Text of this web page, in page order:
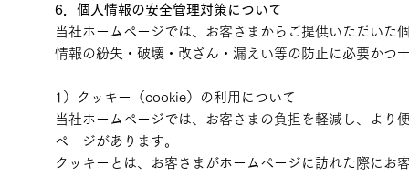
6．個人情報の安全管理対策について
当社ホームページでは、お客さまからご提供いただいた
情報の紛失・破壊・改ざん・漏えい等の防止に必要かつ
1）クッキー（cookie）の利用について
当社ホームページでは、お客さまの負担を軽減し、より
ページがあります。
クッキーとは、お客さまがホームページに訪れた際にお